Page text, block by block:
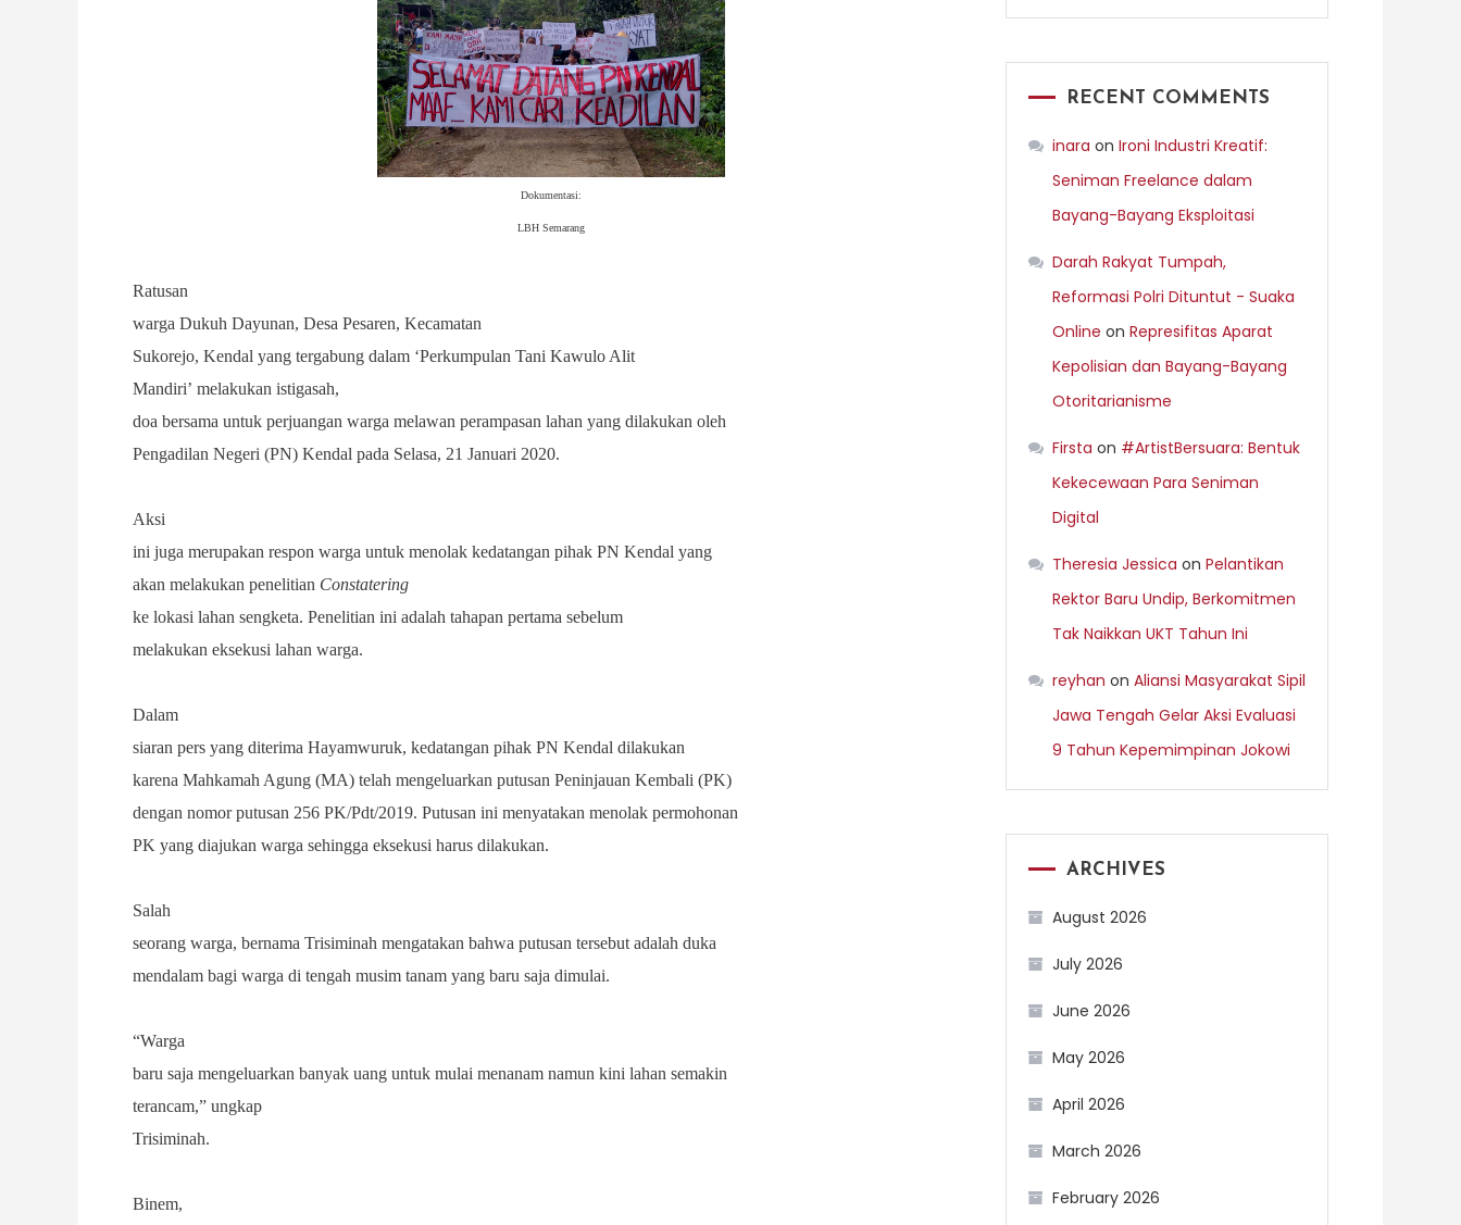
Dokumentasi:
LBH Semarang
Ratusan
warga Dukuh Dayunan, Desa Pesaren, Kecamatan
Sukorejo, Kendal yang tergabung dalam ‘Perkumpulan Tani Kawulo Alit
Mandiri’ melakukan istigasah,
doa bersama untuk perjuangan warga melawan perampasan lahan yang dilakukan oleh
Pengadilan Negeri (PN) Kendal pada Selasa, 21 Januari 2020.
Aksi
ini juga merupakan respon warga untuk menolak kedatangan pihak PN Kendal yang
akan melakukan penelitian Constatering
ke lokasi lahan sengketa. Penelitian ini adalah tahapan pertama sebelum
melakukan eksekusi lahan warga.
Dalam
siaran pers yang diterima Hayamwuruk, kedatangan pihak PN Kendal dilakukan
karena Mahkamah Agung (MA) telah mengeluarkan putusan Peninjauan Kembali (PK)
dengan nomor putusan 256 PK/Pdt/2019. Putusan ini menyatakan menolak permohonan
PK yang diajukan warga sehingga eksekusi harus dilakukan.
Salah
seorang warga, bernama Trisiminah mengatakan bahwa putusan tersebut adalah duka
mendalam bagi warga di tengah musim tanam yang baru saja dimulai.
“Warga
baru saja mengeluarkan banyak uang untuk mulai menanam namun kini lahan semakin
terancam,” ungkap
Trisiminah.
Binem,
RECENT COMMENTS
inara on Ironi Industri Kreatif:
Seniman Freelance dalam
Bayang-Bayang Eksploitasi
Darah Rakyat Tumpah,
Reformasi Polri Dituntut - Suaka
Online on Represifitas Aparat
Kepolisian dan Bayang-Bayang
Otoritarianisme
Firsta on #ArtistBersuara: Bentuk
Kekecewaan Para Seniman
Digital
Theresia Jessica on Pelantikan
Rektor Baru Undip, Berkomitmen
Tak Naikkan UKT Tahun Ini
reyhan on Aliansi Masyarakat Sipil
Jawa Tengah Gelar Aksi Evaluasi
9 Tahun Kepemimpinan Jokowi
ARCHIVES
August 2026
July 2026
June 2026
May 2026
April 2026
March 2026
February 2026